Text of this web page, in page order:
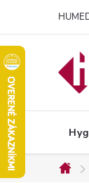
obsah